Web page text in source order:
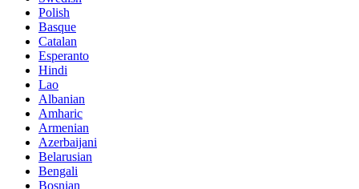
Polish
Basque
Catalan
Esperanto
Hindi
Lao
Albanian
Amharic
Armenian
Azerbaijani
Belarusian
Bengali
Bosnian